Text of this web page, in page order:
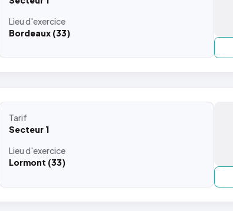
Lieud'exercice
Bordeaux (33)
Tarif
Secteur 1
Lieud'exercice
Lormont (33)